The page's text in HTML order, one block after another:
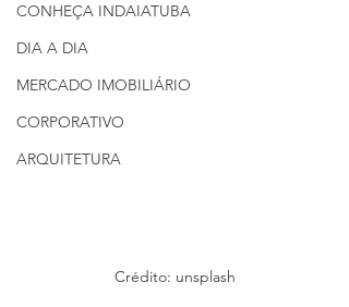
CONHEÇA INDAIATUBA
DIA A DIA
MERCADO IMOBILIÁRIO
CORPORATIVO
ARQUITETURA
Crédito: unsplash